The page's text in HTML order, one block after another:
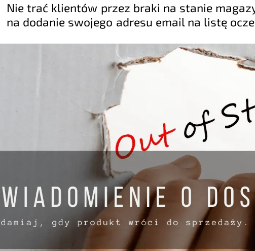
Nie trać klientów przez braki na stanie
na dodanie swojego adresu email na listę